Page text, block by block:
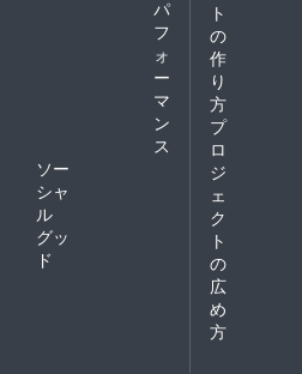
パ
フ
ォ
ー
マ
ン
ス
ソー
シャ
ル
グッ
ド
ト
の
作
り
方
プ
ロ
ジ
ェ
ク
ト
の
広
め
方